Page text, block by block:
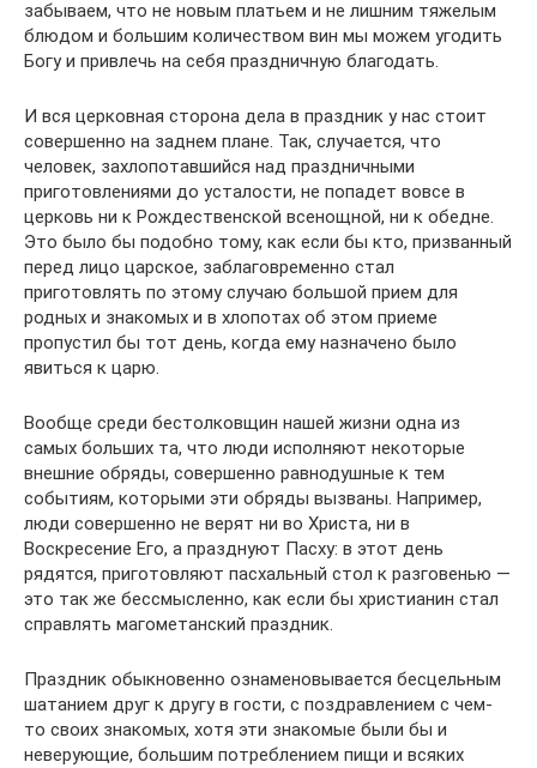
забываем, что не новым платьем и не лишним тяжелым
блюдом и большим количеством вин мы можем угодить
Богу и привлечь на себя праздничную благодать.
И вся церковная сторона дела в праздник у нас стоит
совершенно на заднем плане. Так, случается, что
человек, захлопотавшийся над праздничными
приготовлениями до усталости, не попадет вовсе в
церковь ни к Рождественской всенощной, ни к обедне.
Это было бы подобно тому, как если бы кто, призванный
перед лицо царское, заблаговременно стал
приготовлять по этому случаю большой прием для
родных и знакомых и в хлопотах об этом приеме
пропустил бы тот день, когда ему назначено было
явиться к царю.
Вообще среди бестолковщин нашей жизни одна из
самых больших та, что люди исполняют некоторые
внешние обряды, совершенно равнодушные к тем
событиям, которыми эти обряды вызваны. Например,
люди совершенно не верят ни во Христа, ни в
Воскресение Его, а празднуют Пасху: в этот день
рядятся, приготовляют пасхальный стол к разговенью —
это так же бессмысленно, как если бы христианин стал
справлять магометанский праздник.
Праздник обыкновенно ознаменовывается бесцельным
шатанием друг к другу в гости, с поздравлением с чем-
то своих знакомых, хотя эти знакомые были бы и
неверующие, большим потреблением пищи и всяких